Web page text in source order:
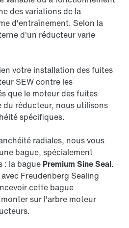
des variations de la
d'entraînement. Selon la
d'un réducteur varie
votre installation des fuites
SEW contre les
que le moteur des fuites
du réducteur, nous utilisons
spécifiques.
radiales, nous vous
bague, spécialement
: la bague Premium Sine Seal.
Freudenberg Sealing
cette bague
sur l'arbre moteur